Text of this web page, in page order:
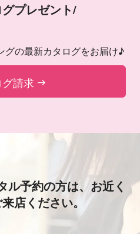
プレゼント/
グの最新カタログをお届け♪
請求
ル予約の方は、 お近く
店ください。